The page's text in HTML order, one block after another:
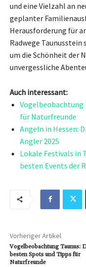
und eine Vielzahl an
geplanter
Herausforderung für
Radwege Taunusstein
um die Schönheit der
unvergessliche
Auch interessant:
Vogelbeobachtung
für Naturfreunde
Angeln in Hessen:
Angler 2025
Lokale Festivals in
besten Events der
Vorheriger Artikel
Vogelbeobachtung Taunus:
besten Spots und Tipps für
Naturfreunde